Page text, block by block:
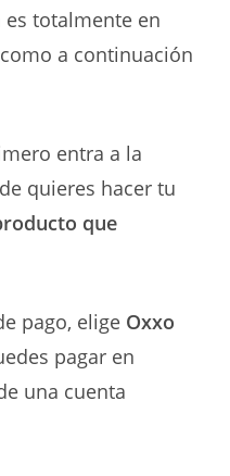
totalmente en
a continuación
entra a la
quieres hacer tu
que
pago, elige Oxxo
pagar en
una cuenta